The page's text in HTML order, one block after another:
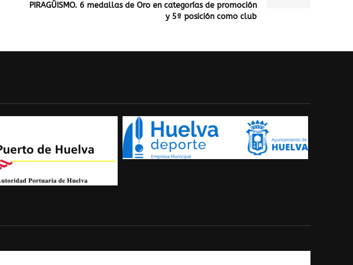
PIRAGÜISMO. 6 medallas de Oro en categorías de promoción
y 5ª posición como club